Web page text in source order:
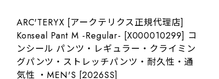
ARC'TERYX [アークテリクス正規代理店]
Konseal Pant M -Regular- [X000010299] コ
ンシール パンツ・レギュラー・クライミン
グパンツ・ストレッチパンツ・耐久性・通
気性 ・MEN'S [2026SS]